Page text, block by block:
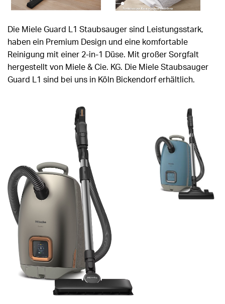
Die Miele Guard L1 Staubsauger sind Leistungsstark,
haben ein Premium Design und eine komfortable
Reinigung mit einer 2-in-1 Düse. Mit großer Sorgfalt
hergestellt von Miele & Cie. KG. Die Miele Staubsauger
Guard L1 sind bei uns in Köln Bickendorf erhältlich.